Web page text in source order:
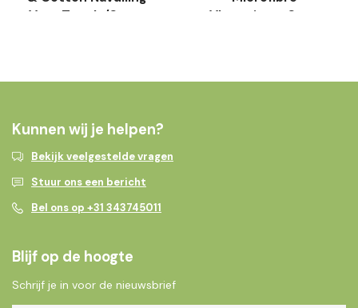
Voor Tegels/Stenen
Vloerwisser Set -
Kunnen wij je helpen?
Bekijk veelgestelde vragen
Stuur ons een bericht
Bel ons op +31 343745011
Blijf op de hoogte
Schrijf je in voor de nieuwsbrief